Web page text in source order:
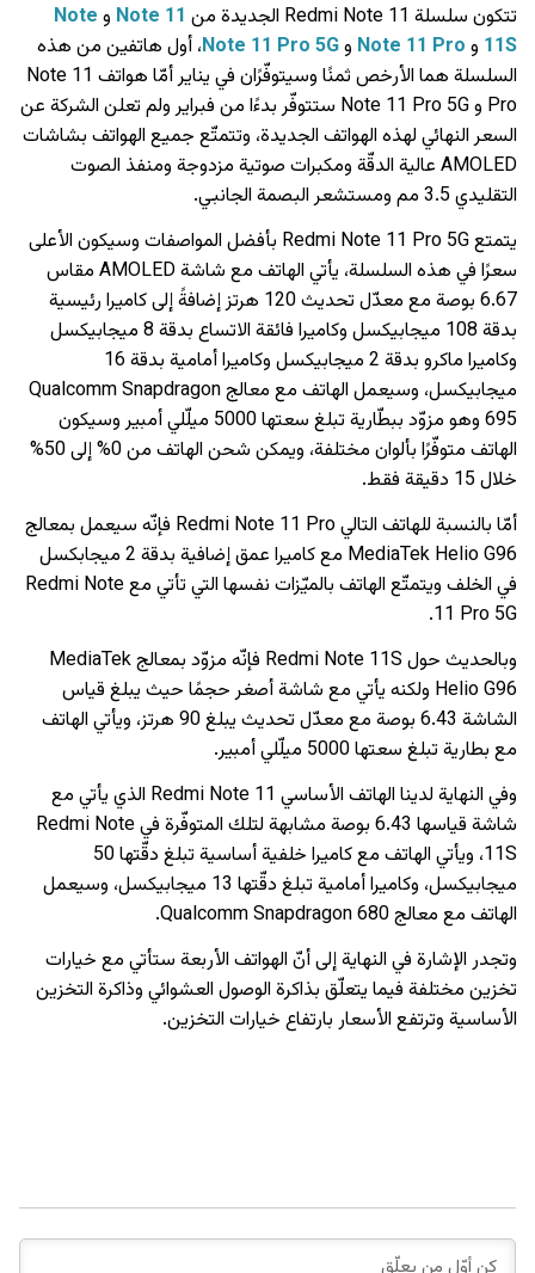
تتكون سلسلة Redmi Note 11 الجديدة من Note 11 و Note
11S و Note 11 Pro وNote 11 Pro 5G، أول هاتفين من هذه
السلسلة هما الأرخص ثمنًا وسيتوفّرًان في يناير أمّا هواتف Note 11
Pro و Note 11 Pro 5G ستتوفّر بدءًا من فبراير ولم تعلن الشركة عن
السعر النهائي لهذه الهواتف الجديدة، وتتمتّع جميع الهواتف بشاشات
AMOLED عالية الدقّة ومكبرات صوتية مزدوجة ومنفذ الصوت
التقليدي 3.5 مم ومستشعر البصمة الجانبي.
يتمتع Redmi Note 11 Pro 5G بأفضل المواصفات وسيكون الأعلى
سعرًا في هذه السلسلة، يأتي الهاتف مع شاشة AMOLED مقاس
6.67 بوصة مع معدّل تحديث 120 هرتز إضافةً إلى كاميرا رئيسية
بدقة 108 ميجابيكسل وكاميرا فائقة الاتساع بدقة 8 ميجابيكسل
وكاميرا ماكرو بدقة 2 ميجابيكسل وكاميرا أمامية بدقة 16
ميجابيكسل، وسيعمل الهاتف مع معالج Qualcomm Snapdragon
695 وهو مزوّد ببطّارية تبلغ سعتها 5000 ميلّلي أمبير وسيكون
الهاتف متوفّرًا بألوان مختلفة، ويمكن شحن الهاتف من 0% إلى 50%
خلال 15 دقيقة فقط.
أمّا بالنسبة للهاتف التالي Redmi Note 11 Pro فإنّه سيعمل بمعالج
MediaTek Helio G96 مع كاميرا عمق إضافية بدقة 2 ميجابكسل
في الخلف ويتمتّع الهاتف بالميّزات نفسها التي تأتي مع Redmi Note
11 Pro 5G.
وبالحديث حول Redmi Note 11S فإنّه مزوّد بمعالج MediaTek
Helio G96 ولكنه يأتي مع شاشة أصغر حجمًا حيث يبلغ قياس
الشاشة 6.43 بوصة مع معدّل تحديث يبلغ 90 هرتز، ويأتي الهاتف
مع بطارية تبلغ سعتها 5000 ميلّلي أمبير.
وفي النهاية لدينا الهاتف الأساسي Redmi Note 11 الذي يأتي مع
شاشة قياسها 6.43 بوصة مشابهة لتلك المتوفّرة في Redmi Note
11S، ويأتي الهاتف مع كاميرا خلفية أساسية تبلغ دقّتها 50
ميجابيكسل، وكاميرا أمامية تبلغ دقّتها 13 ميجابيكسل، وسيعمل
الهاتف مع معالج Qualcomm Snapdragon 680.
وتجدر الإشارة في النهاية إلى أنّ الهواتف الأربعة ستأتي مع خيارات
تخزين مختلفة فيما يتعلّق بذاكرة الوصول العشوائي وذاكرة التخزين
الأساسية وترتفع الأسعار بارتفاع خيارات التخزين.